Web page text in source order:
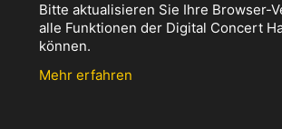
Bitte aktualisieren Sie Ihre Browser-
alle Funktionen der Digital Concert
können.
Mehr erfahren